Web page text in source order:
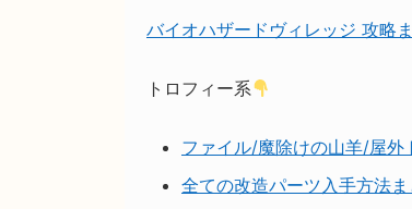
バイオハザードヴィレッジ 攻略
トロフィー系
ファイル/魔除けの山羊/屋外
全ての改造パーツ入手方法ま